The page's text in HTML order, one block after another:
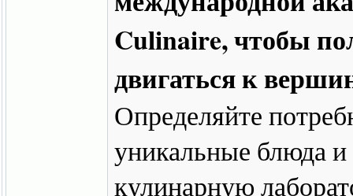
Culinaire, чтобы
двигаться к
Определяйте
уникальные блюда
кулинарную